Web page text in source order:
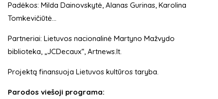
Padėkos: Milda Dainovskytė, Alanas Gurinas, Karolina
Tomkevičiūtė...
Partneriai: Lietuvos nacionalinė Martyno Mažvydo
biblioteka, „JCDecaux“, Artnews.lt.
Projektą finansuoja Lietuvos kultūros taryba.
Parodos viešoji programa: